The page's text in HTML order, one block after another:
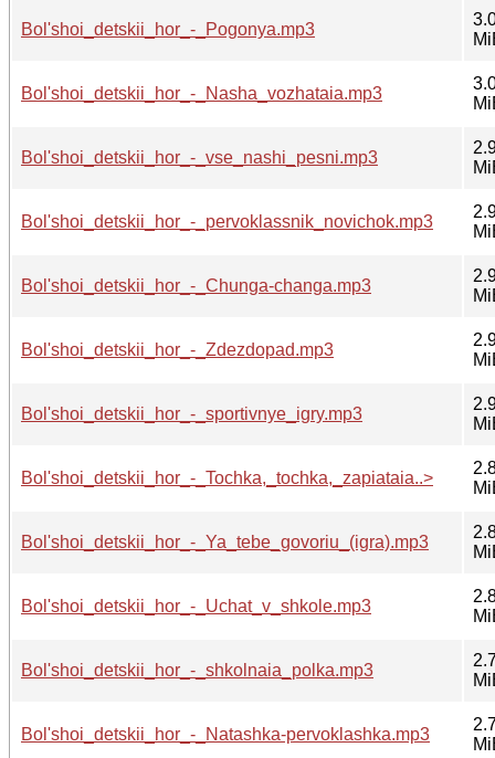
Bol'shoi_detskii_hor_-_Pogonya.mp3
Bol'shoi_detskii_hor_-_Nasha_vozhataia.mp3
Bol'shoi_detskii_hor_-_vse_nashi_pesni.mp3
Bol'shoi_detskii_hor_-_pervoklassnik_novichok.mp3
Bol'shoi_detskii_hor_-_Chunga-changa.mp3
Bol'shoi_detskii_hor_-_Zdezdopad.mp3
Bol'shoi_detskii_hor_-_sportivnye_igry.mp3
Bol'shoi_detskii_hor_-_Tochka,_tochka,_zapiataia..>
Bol'shoi_detskii_hor_-_Ya_tebe_govoriu_(igra).mp3
Bol'shoi_detskii_hor_-_Uchat_v_shkole.mp3
Bol'shoi_detskii_hor_-_shkolnaia_polka.mp3
Bol'shoi_detskii_hor_-_Natashka-pervoklashka.mp3